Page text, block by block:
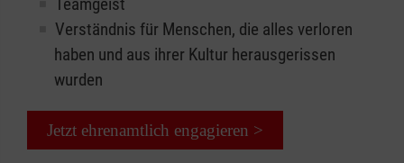
Teamgeist
Verständnis für Menschen, die alles verloren
haben und aus ihrer Kultur herausgerissen
wurden
Jetzt ehrenamtlich engagieren >